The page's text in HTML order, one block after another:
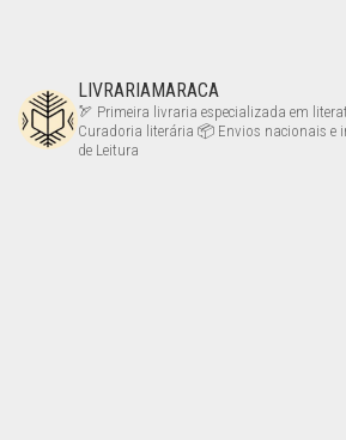
LIVRARIAMARACA
🏹 Primeira livraria especializada em
Curadoria literária 📦 Envios nacionais e
de Leitura